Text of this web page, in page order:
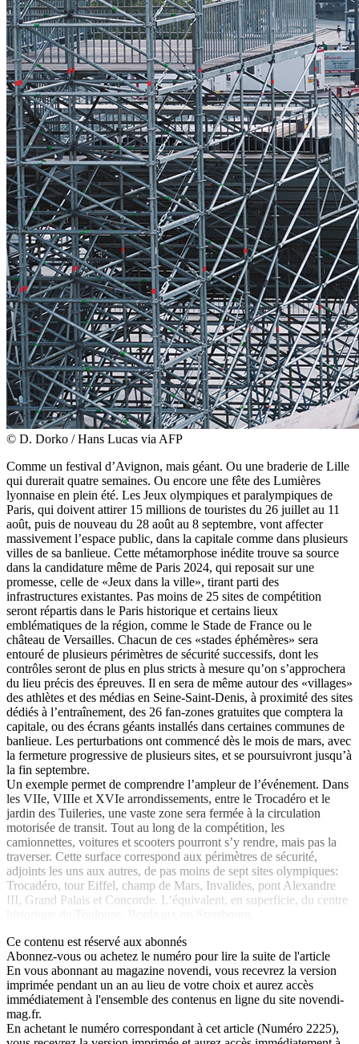
© D. Dorko / Hans Lucas via AFP
Comme un festival d’Avignon, mais géant. Ou une braderie de Lille
qui durerait quatre semaines. Ou encore une fête des Lumières
lyonnaise en plein été. Les Jeux olympiques et paralympiques de
Paris, qui doivent attirer 15 millions de touristes du 26 juillet au 11
août, puis de nouveau du 28 août au 8 septembre, vont affecter
massivement l’espace public, dans la capitale comme dans plusieurs
villes de sa banlieue. Cette métamorphose inédite trouve sa source
dans la candidature même de Paris 2024, qui reposait sur une
promesse, celle de «Jeux dans la ville», tirant parti des
infrastructures existantes. Pas moins de 25 sites de compétition
seront répartis dans le Paris historique et certains lieux
emblématiques de la région, comme le Stade de France ou le
château de Versailles. Chacun de ces «stades éphémères» sera
entouré de plusieurs périmètres de sécurité successifs, dont les
contrôles seront de plus en plus stricts à mesure qu’on s’approchera
du lieu précis des épreuves. Il en sera de même autour des «villages»
des athlètes et des médias en Seine-Saint-Denis, à proximité des sites
dédiés à l’entraînement, des 26 fan-zones gratuites que comptera la
capitale, ou des écrans géants installés dans certaines communes de
banlieue. Les perturbations ont commencé dès le mois de mars, avec
la fermeture progressive de plusieurs sites, et se poursuivront jusqu’à
la fin septembre.
Un exemple permet de comprendre l’ampleur de l’événement. Dans
les VIIe, VIIIe et XVIe arrondissements, entre le Trocadéro et le
jardin des Tuileries, une vaste zone sera fermée à la circulation
motorisée de transit. Tout au long de la compétition, les
camionnettes, voitures et scooters pourront s’y rendre, mais pas la
traverser. Cette surface correspond aux périmètres de sécurité,
adjoints les uns aux autres, de pas moins de sept sites olympiques:
Trocadéro, tour Eiffel, champ de Mars, Invalides, pont Alexandre
III, Grand Palais et Concorde. L’équivalent, en superficie, du centre
Ce contenu est réservé aux abonnés
Abonnez-vous ou achetez le numéro pour lire la suite de l'article
En vous abonnant au magazine novendi, vous recevrez la version
imprimée pendant un an au lieu de votre choix et aurez accès
immédiatement à l'ensemble des contenus en ligne du site novendi-
mag.fr.
En achetant le numéro correspondant à cet article (Numéro 2225),